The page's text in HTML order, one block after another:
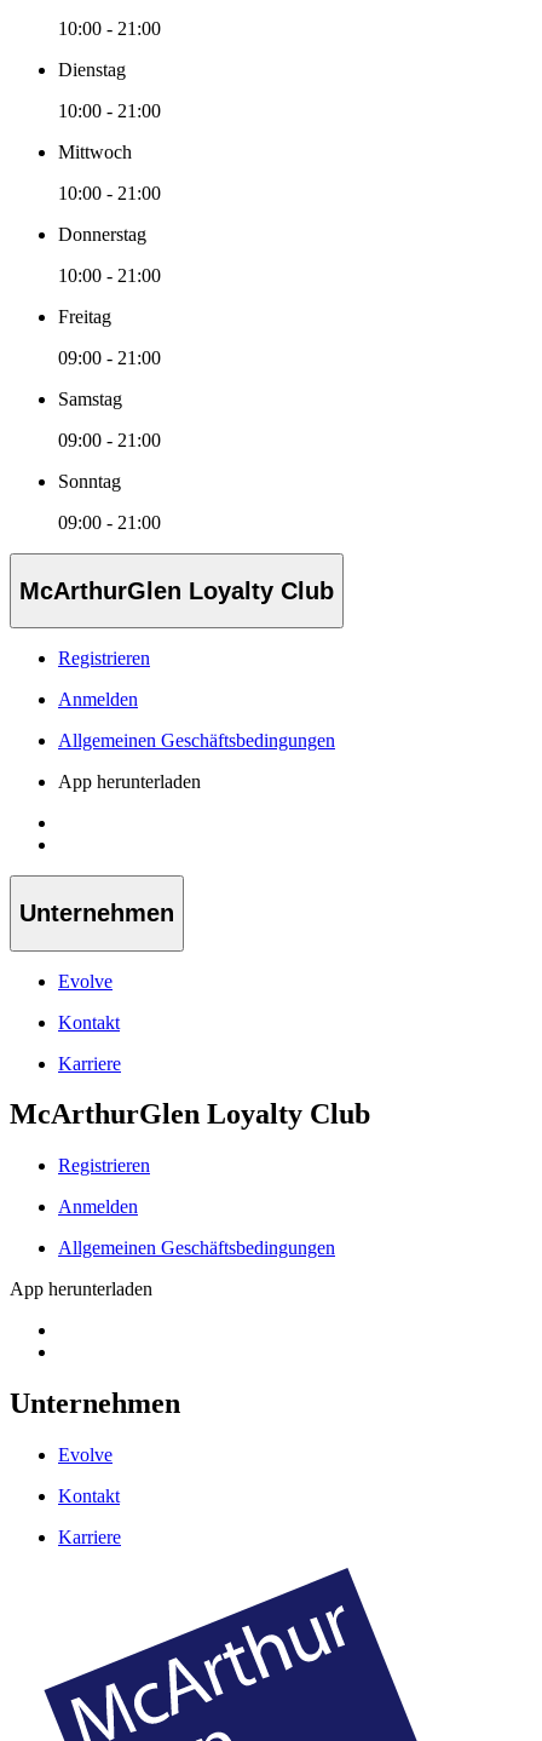
10:00 - 21:00
Dienstag
10:00 - 21:00
Mittwoch
10:00 - 21:00
Donnerstag
10:00 - 21:00
Freitag
09:00 - 21:00
Samstag
09:00 - 21:00
Sonntag
09:00 - 21:00
McArthurGlen Loyalty Club
Registrieren
Anmelden
Allgemeinen Geschäftsbedingungen
App herunterladen
Unternehmen
Evolve
Kontakt
Karriere
McArthurGlen Loyalty Club
Registrieren
Anmelden
Allgemeinen Geschäftsbedingungen
App herunterladen
Unternehmen
Evolve
Kontakt
Karriere